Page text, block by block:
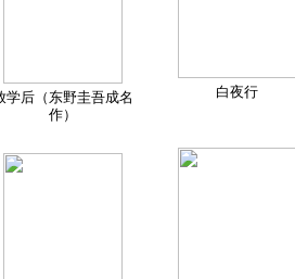
学后（东野圭吾成名
作）
白夜行